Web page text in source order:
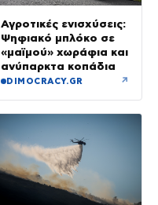
Αγροτικές ενισχύσεις:
Ψηφιακό μπλόκο σε
«μαϊμού» χωράφια και
ανύπαρκτα κοπάδια
DIMOCRACY.GR ↗